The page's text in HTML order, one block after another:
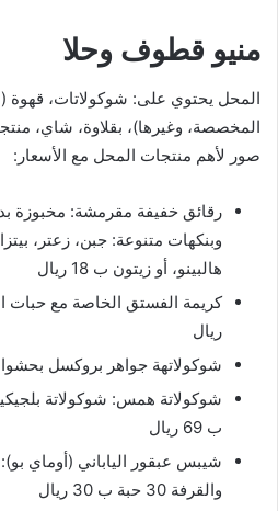
منيو قطوف وحلا
المحل يحتوي على: شوكولاتات، قهوة
المخصصة، وغيرها)، بقلاوة، شاي،
صور لأهم منتجات المحل مع الأسعار:
رقائق خفيفة مقرمشة: مخبوزة
وبنكهات متنوعة: جبن، زعتر،
هالبينو، أو زيتون ب 18 ريال
ريال
شوكولاتهة جواهر بروكسل
ب 69 ريال
شيبس عبقور الياباني (أوماي بو):
والقرفة 30 حبة ب 30 ريال